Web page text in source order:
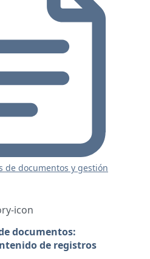
de documentos y gestión
documentos:
de registros